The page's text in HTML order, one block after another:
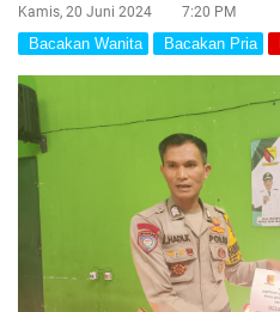
Kamis, 20 Juni 2024
7:20 PM
Bacakan Wanita Bacakan Pria